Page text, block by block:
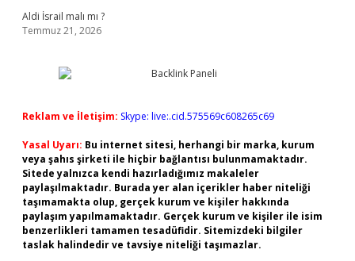
Aldi İsrail malı mı ?
Temmuz 21, 2026
Reklam ve İletişim: Skype: live:.cid.575569c608265c69
Yasal Uyarı: Bu internet sitesi, herhangi bir marka, kurum
veya şahıs şirketi ile hiçbir bağlantısı bulunmamaktadır.
Sitede yalnızca kendi hazırladığımız makaleler
paylaşılmaktadır. Burada yer alan içerikler haber niteliği
taşımamakta olup, gerçek kurum ve kişiler hakkında
paylaşım yapılmamaktadır. Gerçek kurum ve kişiler ile isim
benzerlikleri tamamen tesadüfidir. Sitemizdeki bilgiler
taslak halindedir ve tavsiye niteliği taşımazlar.